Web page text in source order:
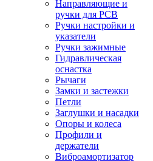
Направляющие и
ручки для PCB
Ручки настройки и
указатели
Ручки зажимные
Гидравлическая
оснастка
Рычаги
Замки и застежки
Петли
Заглушки и насадки
Опоры и колеса
Профили и
держатели
Виброамортизатор